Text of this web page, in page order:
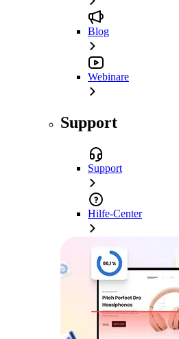
Blog
Webinare
Support
Support
Hilfe-Center